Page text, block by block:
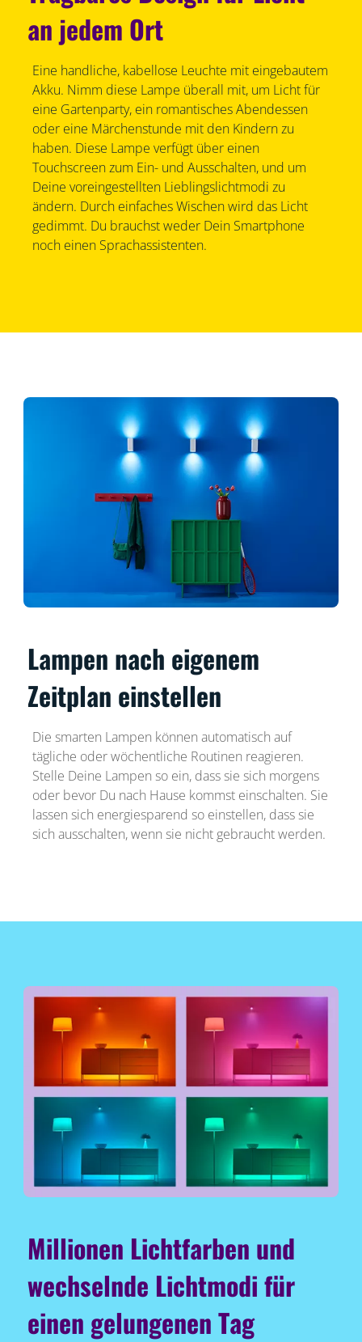
an jedem Ort
Eine handliche, kabellose Leuchte mit eingebautem
Akku. Nimm diese Lampe überall mit, um Licht für
eine Gartenparty, ein romantisches Abendessen
oder eine Märchenstunde mit den Kindern zu
haben. Diese Lampe verfügt über einen
Touchscreen zum Ein- und Ausschalten, und um
Deine voreingestellten Lieblingslichtmodi zu
ändern. Durch einfaches Wischen wird das Licht
gedimmt. Du brauchst weder Dein Smartphone
noch einen Sprachassistenten.
Lampen nach eigenem
Zeitplan einstellen
Die smarten Lampen können automatisch auf
tägliche oder wöchentliche Routinen reagieren.
Stelle Deine Lampen so ein, dass sie sich morgens
oder bevor Du nach Hause kommst einschalten. Sie
lassen sich energiesparend so einstellen, dass sie
sich ausschalten, wenn sie nicht gebraucht werden.
Millionen Lichtfarben und
wechselnde Lichtmodi für
einen gelungenen Tag